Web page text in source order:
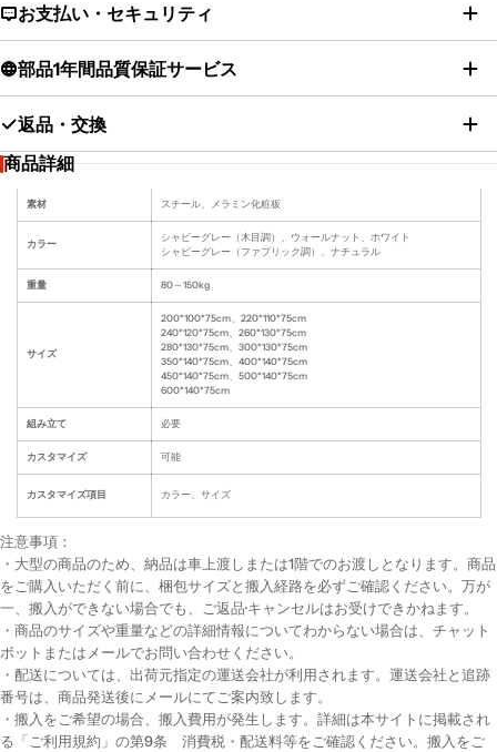
お支払い・セキュリティ
部品1年間品質保証サービス
返品・交換
商品詳細
素材 スチール、メラミン化粧板
カラー
シャビーグレー（木目調）、ウォールナット、ホワイト
シャビーグレー（ファブリック調）、ナチュラル
重量 80～150kg
サイズ
200*100*75cm、220*110*75cm
240*120*75cm、260*130*75cm
280*130*75cm、300*130*75cm
350*140*75cm、400*140*75cm
450*140*75cm、500*140*75cm
600*140*75cm
組み立て 必要
カスタマイズ 可能
カスタマイズ項目 カラー、サイズ
注意事項：
・大型の商品のため、納品は車上渡しまたは1階でのお渡しとなります。商品
をご購入いただく前に、梱包サイズと搬入経路を必ずご確認ください。万が
一、搬入ができない場合でも、ご返品·キャンセルはお受けできかねます。
・商品のサイズや重量などの詳細情報についてわからない場合は、チャット
ボットまたはメールでお問い合わせください。
・配送については、出荷元指定の運送会社が利用されます。運送会社と追跡
番号は、商品発送後にメールにてご案内致します。
・搬入をご希望の場合、搬入費用が発生します。詳細は本サイトに掲載され
る「ご利用規約」の第9条 消費税・配送料等をご確認ください。搬入をご